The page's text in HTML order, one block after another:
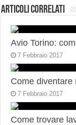
Articoli correlati
Avio Torino:
7 Febbraio 2017
Come diventare
7 Febbraio 2017
Come trovare